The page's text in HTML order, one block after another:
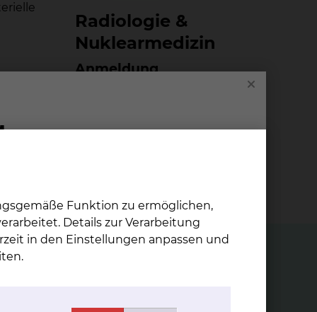
Ra­dio­lo­gie &
Nu­kle­ar­me­di­zin
Anmeldung
Braunschweig
Funktion zu ermöglichen,
Details zur Verarbeitung
in den Einstellungen anpassen und